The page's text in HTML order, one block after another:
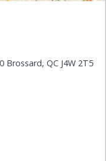
Brossard, QC J4W 2T5